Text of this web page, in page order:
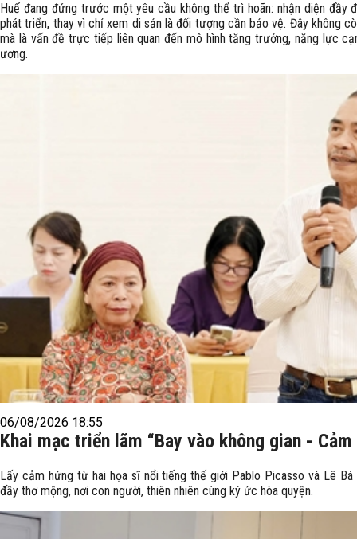
Huế đang đứng trước một yêu cầu không thể trì hoãn: nhận diện
phát triển, thay vì chỉ xem di sản là đối tượng cần bảo vệ. Đây không
mà là vấn đề trực tiếp liên quan đến mô hình tăng trưởng, năng lực
ương.
06/08/2026 18:55
Khai mạc triển lãm “Bay vào không gian -
Lấy cảm hứng từ hai họa sĩ nổi tiếng thế giới Pablo Picasso và Lê
đầy thơ mộng, nơi con người, thiên nhiên cùng ký ức hòa quyện.